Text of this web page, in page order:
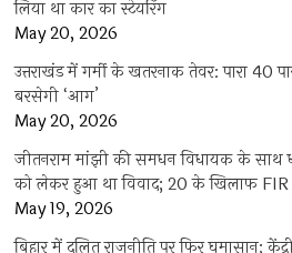
लिया था कार का स्टेयरिंग
May 20, 2026
उत्तराखंड में गर्मी के खतरनाक तेवर: पारा
बरसेगी ‘आग’
May 20, 2026
जीतनराम मांझी की समधन विधायक के साथ
को लेकर हुआ था विवाद; 20 के खिलाफ FIR
May 19, 2026